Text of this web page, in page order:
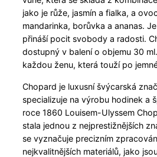
jako je růže, jasmín a fialka, a
mandarinka, borůvka a ananas.
přináší pocit svobody a radosti.
dostupný v balení o objemu 30
každou ženu, která touží po
Chopard je luxusní švýcarská
specializuje na výrobu hodinek a
roce 1860 Louisem-Ulyssem
stala jednou z nejprestižnějších
se vyznačuje precizním
nejkvalitnějších materiálů, jako